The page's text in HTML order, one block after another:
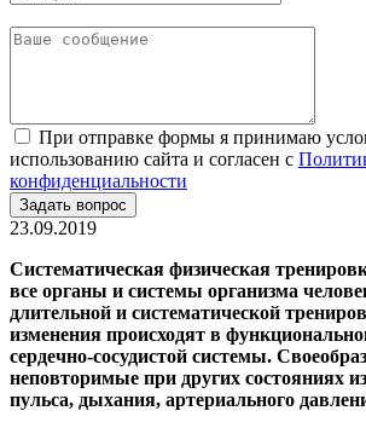
При отправке формы я принимаю
использованию сайта и согласен с
конфиденциальности
23.09.2019
Систематическая физическая
все органы и системы организма
длительной и систематической
изменения происходят в
сердечно-сосудистой системы.
неповторимые при других состояниях
пульса, дыхания, артериального